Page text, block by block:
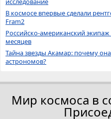
В космосе впервые сделали
Fram2
Российско-американский
месяцев
Тайна звезды Акамар: почему
астрономов?
Мир космоса в